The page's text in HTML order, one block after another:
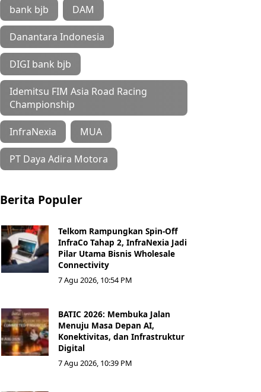
bank bjb DAM
Danantara Indonesia
DIGI bank bjb
Idemitsu FIM Asia Road Racing
Championship
InfraNexia MUA
PT Daya Adira Motora
Berita Populer
Telkom Rampungkan Spin-Off
InfraCo Tahap 2, InfraNexia Jadi
Pilar Utama Bisnis Wholesale
Connectivity
7 Agu 2026, 10:54 PM
BATIC 2026: Membuka Jalan
Menuju Masa Depan AI,
Konektivitas, dan Infrastruktur
Digital
7 Agu 2026, 10:39 PM